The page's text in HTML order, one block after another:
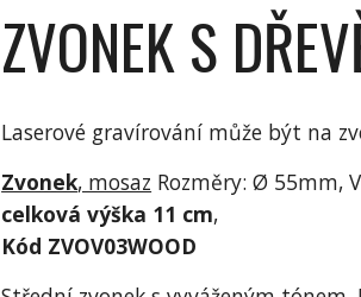
ZVONEK S
Laserové gravírování může být na
Zvonek, mosaz Rozměry: Ø 55mm,
celková výška 11 cm,
Kód ZVOV03WOOD